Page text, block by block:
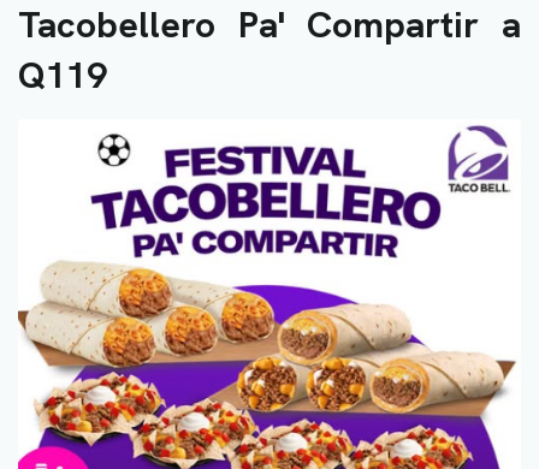
Tacobellero Pa' Compartir a
Q119